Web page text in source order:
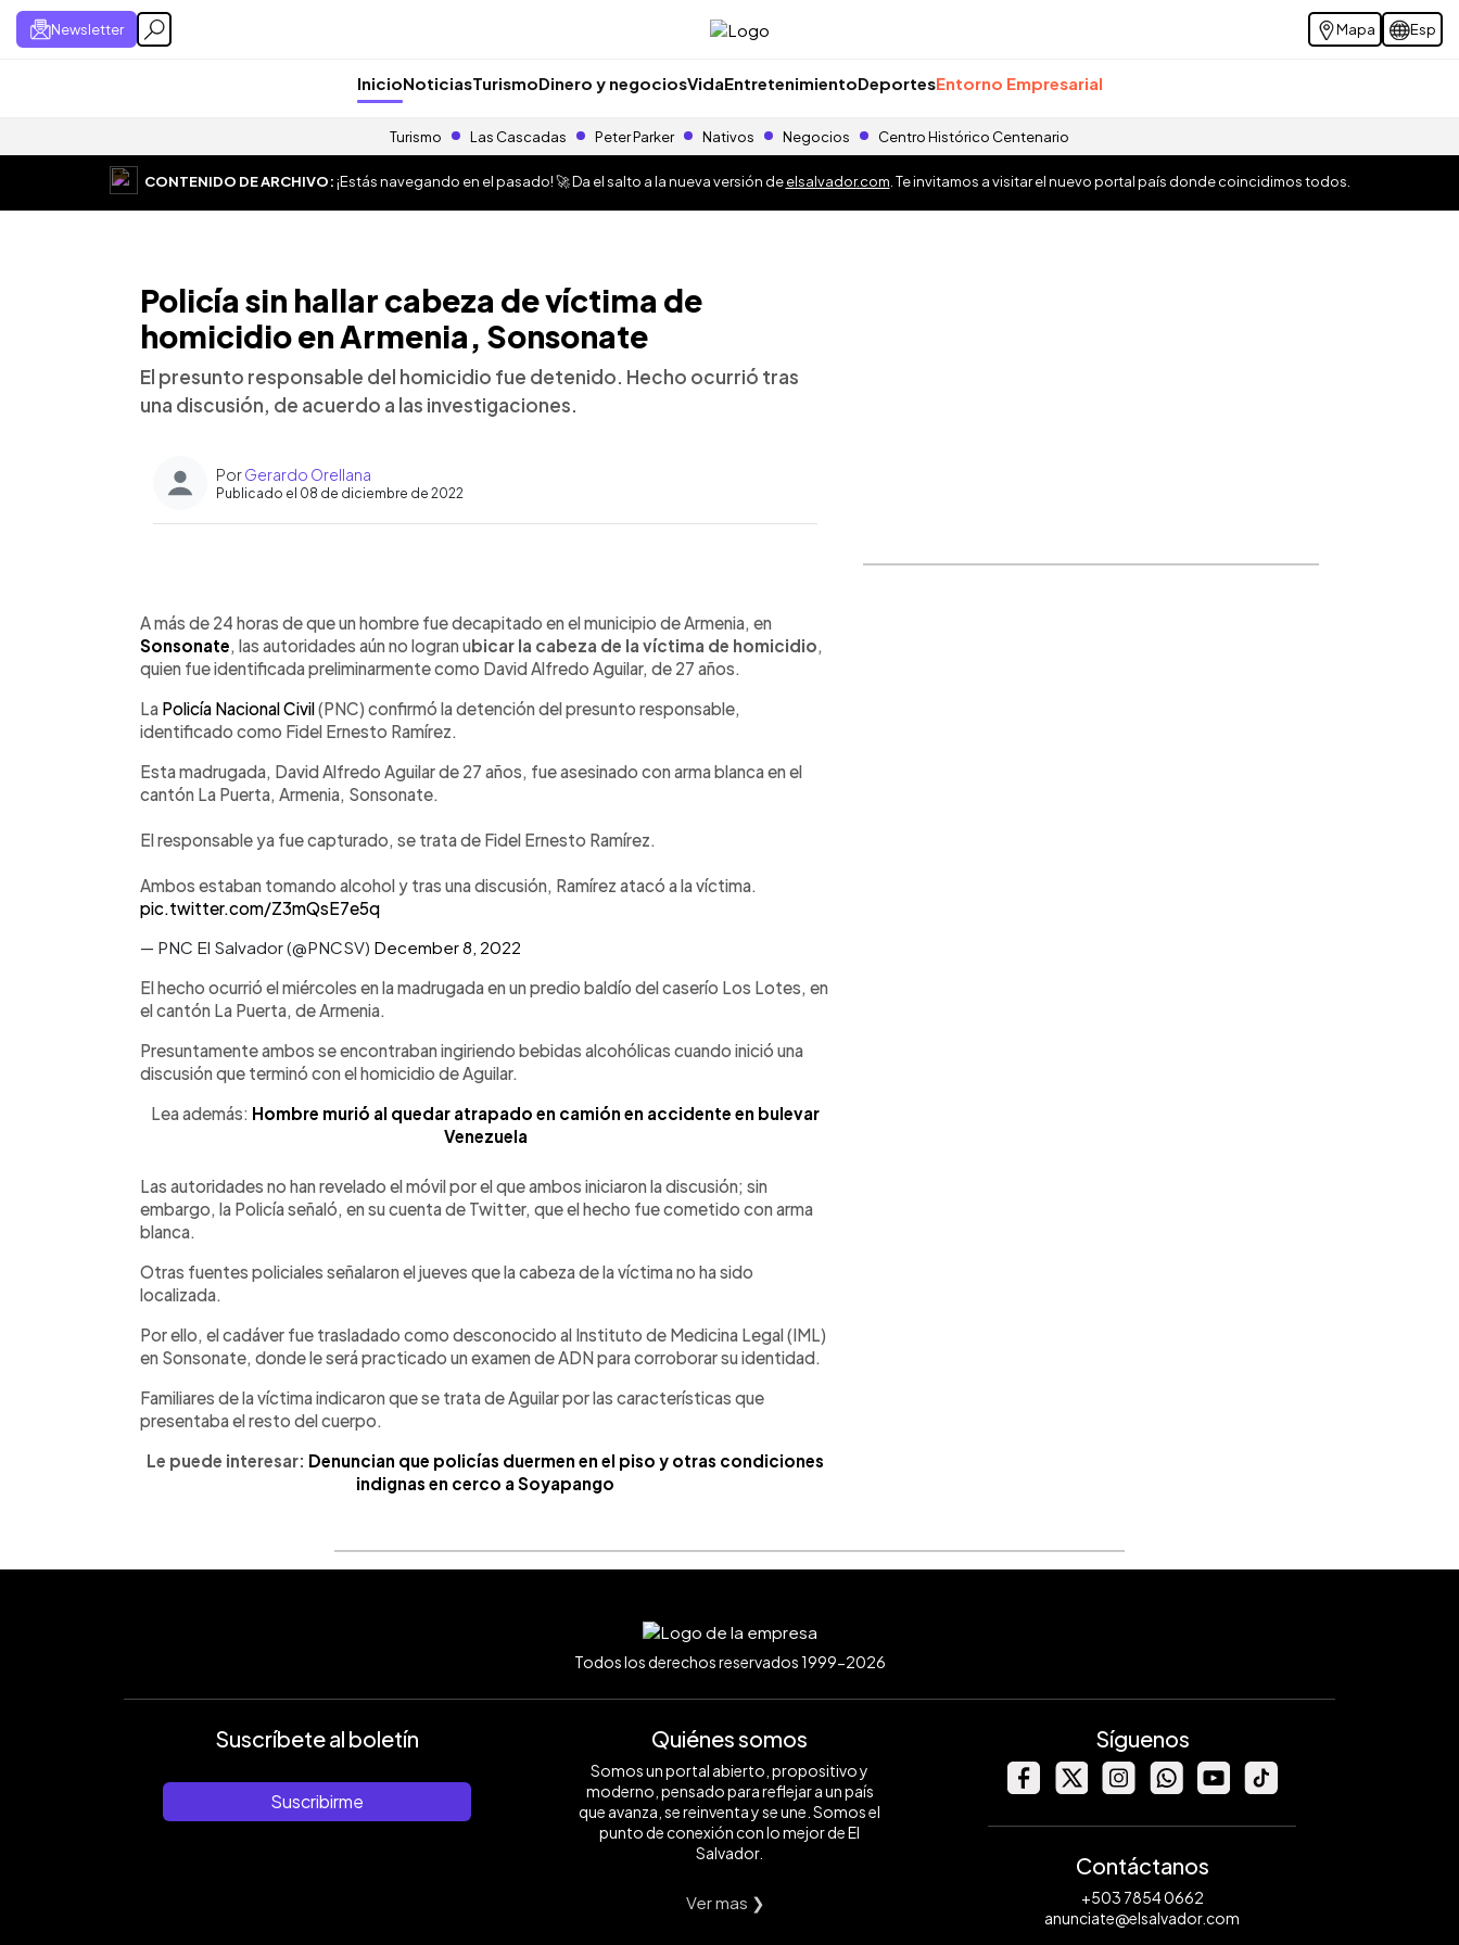
Newsletter Mapa Esp
InicioNoticiasTurismoDinero y negociosVidaEntretenimientoDeportesEntorno Empresarial
Turismo Las Cascadas Peter Parker Nativos Negocios Centro Histórico Centenario
CONTENIDO DE ARCHIVO:¡Estás navegando en el pasado! 🚀 Da el salto a la nueva versión deelsalvador.com . Te invitamos a visitar el nuevo portal país donde coincidimos todos.
Policía sin hallar cabeza de víctima de
homicidio en Armenia, Sonsonate
El presunto responsable del homicidio fue detenido. Hecho ocurrió tras
una discusión, de acuerdo a las investigaciones.
PorGerardo Orellana
Publicado el 08 de diciembre de 2022
► Escuchar artículo
A más de 24 horas de que un hombre fue decapitado en el municipio de Armenia, en
Sonsonate, las autoridades aún no logran ubicar la cabeza de la víctima de homicidio,
quien fue identificada preliminarmente como David Alfredo Aguilar, de 27 años.
La Policía Nacional Civil(PNC) confirmó la detención del presunto responsable,
identificado como Fidel Ernesto Ramírez.
Esta madrugada, David Alfredo Aguilar de 27 años, fue asesinado con arma blanca en el
cantón La Puerta, Armenia, Sonsonate.
El responsable ya fue capturado, se trata de Fidel Ernesto Ramírez.
Ambos estaban tomando alcohol y tras una discusión, Ramírez atacó a la víctima.
pic.twitter.com/Z3mQsE7e5q
— PNC El Salvador (@PNCSV) December 8, 2022
El hecho ocurrió el miércoles en la madrugada en un predio baldío del caserío Los Lotes, en
el cantón La Puerta, de Armenia.
Presuntamente ambos se encontraban ingiriendo bebidas alcohólicas cuando inició una
discusión que terminó con el homicidio de Aguilar.
Lea además: Hombre murió al quedar atrapado en camión en accidente en bulevar
Venezuela
Las autoridades no han revelado el móvil por el que ambos iniciaron la discusión; sin
embargo, la Policía señaló, en su cuenta de Twitter, que el hecho fue cometido con arma
blanca.
Otras fuentes policiales señalaron el jueves que la cabeza de la víctima no ha sido
localizada.
Por ello, el cadáver fue trasladado como desconocido al Instituto de Medicina Legal (IML)
en Sonsonate, donde le será practicado un examen de ADN para corroborar su identidad.
Familiares de la víctima indicaron que se trata de Aguilar por las características que
presentaba el resto del cuerpo.
Le puede interesar: Denuncian que policías duermen en el piso y otras condiciones
indignas en cerco a Soyapango
Todos los derechos reservados 1999-2026
Suscríbete al boletín
Suscribirme
Quiénes somos
Somos un portal abierto, propositivo y
moderno, pensado para reflejar a un país
que avanza, se reinventa y se une. Somos el
punto de conexión con lo mejor de El
Salvador.
Ver mas ❯
Síguenos
Contáctanos
+503 7854 0662
anunciate@elsalvador.com